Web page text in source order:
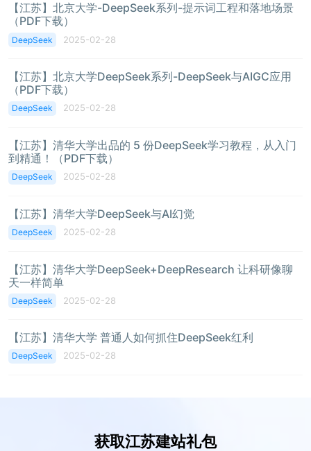
【江苏】北京大学-DeepSeek系列-提示词工程和落地场景
（PDF下载）
DeepSeek 2025-02-28
【江苏】北京大学DeepSeek系列-DeepSeek与AIGC应用
（PDF下载）
DeepSeek 2025-02-28
【江苏】清华大学出品的 5 份DeepSeek学习教程，从入门
到精通！（PDF下载）
DeepSeek 2025-02-28
【江苏】清华大学DeepSeek与AI幻觉
DeepSeek 2025-02-28
【江苏】清华大学DeepSeek+DeepResearch 让科研像聊
天一样简单
DeepSeek 2025-02-28
【江苏】清华大学 普通人如何抓住DeepSeek红利
DeepSeek 2025-02-28
获取江苏建站礼包